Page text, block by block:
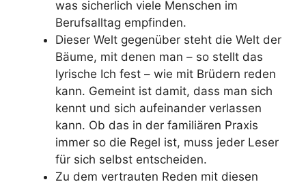
was sicherlich viele Menschen im
Berufsalltag empfinden.
Dieser Welt gegenüber steht die Welt der
Bäume, mit denen man – so stellt das
lyrische Ich fest – wie mit Brüdern reden
kann. Gemeint ist damit, dass man sich
kennt und sich aufeinander verlassen
kann. Ob das in der familiären Praxis
immer so die Regel ist, muss jeder Leser
für sich selbst entscheiden.
Zu dem vertrauten Reden mit diesen